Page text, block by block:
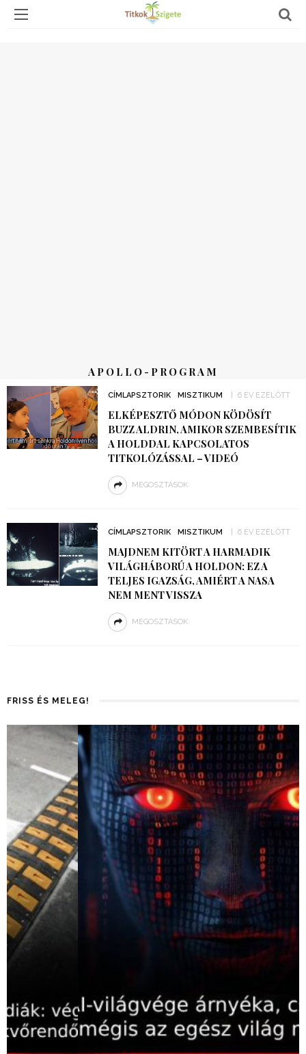
APOLLO-PROGRAM
CÍMLAPSZTORIK MISZTIKUM 6 ÉV EZELŐTT
ELKÉPESZTŐ MÓDON KÖDÖSÍT
BUZZ ALDRIN, AMIKOR SZEMBESÍTIK
A HOLDDAL KAPCSOLATOS
TITKOLÓZÁSSAL – VIDEÓ
MEGOSZTÁSOK
CÍMLAPSZTORIK MISZTIKUM 6 ÉV EZELŐTT
MAJDNEM KITÖRT A HARMADIK
VILÁGHÁBORÚ A HOLDON: EZ A
TELJES IGAZSÁG, AMIÉRT A NASA
NEM MENT VISSZA
MEGOSZTÁSOK
FRISS ÉS MELEG!